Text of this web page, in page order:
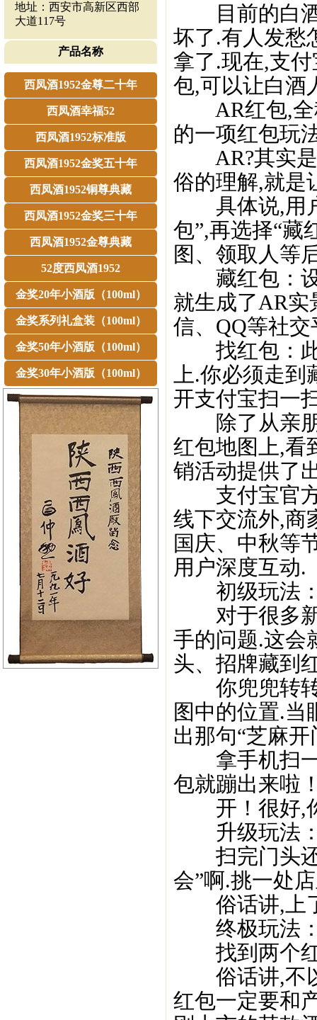
地址：西安市高新区西部
大道117号
产品名称
西凤酒1952金尊二十年
西凤酒幸福52
西凤酒1952标准版
西凤酒1952金奖五十年
西凤酒1952铜尊典藏
西凤酒1952金奖三十年
西凤酒1952金尊典藏
52度西凤酒1952
金奖20年小酒版（100ml）
金奖系列礼盒装（100ml）
金奖50年小酒版（100ml）
金奖30年小酒版（100ml）
目前的白酒
坏了.有人发愁
拿了.现在,支
包,可以让白酒
AR红包,全
的一项红包玩
AR?其实是
俗的理解,就是
具体说,用户
包”,再选择“藏
图、领取人等
藏红包：设
就生成了AR实
信、QQ等社
找红包：此
上.你必须走到
开支付宝扫一
除了从亲朋
红包地图上,看
销活动提供了
支付宝官方
线下交流外,商
国庆、中秋等
用户深度互动.
初级玩法：
对于很多新
手的问题.这会
头、招牌藏到
你兜兜转转
图中的位置.当
出那句“芝麻开
拿手机扫一
包就蹦出来啦
开！很好,
升级玩法：
扫完门头还
会”啊.挑一处
俗话讲,上
终极玩法：
找到两个红
俗话讲,不以
红包一定要和